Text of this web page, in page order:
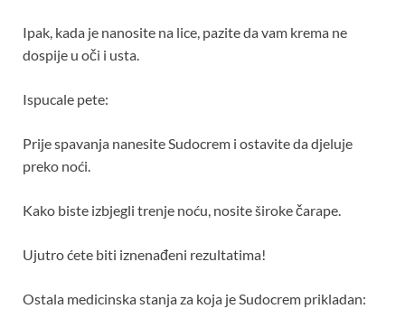
Ipak, kada je nanosite na lice, pazite da vam krema ne
dospije u oči i usta.
Ispucale pete:
Prije spavanja nanesite Sudocrem i ostavite da djeluje
preko noći.
Kako biste izbjegli trenje noću, nosite široke čarape.
Ujutro ćete biti iznenađeni rezultatima!
Ostala medicinska stanja za koja je Sudocrem prikladan: